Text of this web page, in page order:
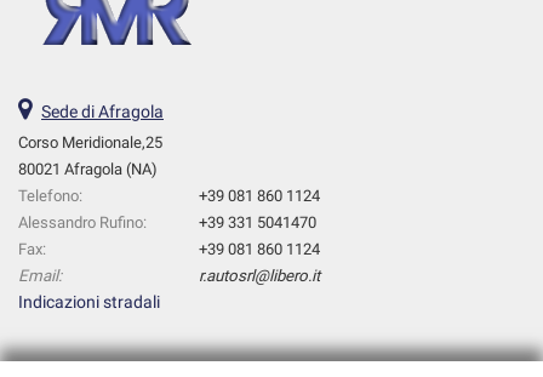
Sede di Afragola
Corso Meridionale,25
80021 Afragola (NA)
Telefono:
+39 081 860 1124
Alessandro Rufino:
+39 331 5041470
Fax:
+39 081 860 1124
Email:
r.autosrl@libero.it
Indicazioni stradali